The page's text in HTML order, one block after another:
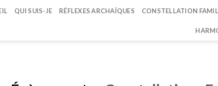
QUI SUIS-JE RÉFLEXES ARCHAÏQUES CONSTELLATION